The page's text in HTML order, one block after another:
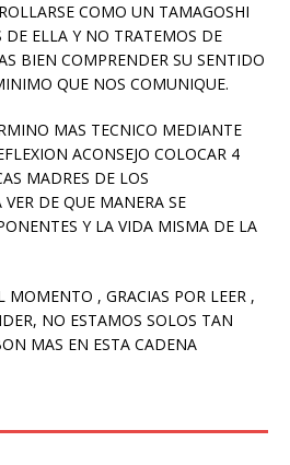
COMO UN TAMAGOSHI
DE ELLA Y NO TRATEMOS DE
BIEN COMPRENDER SU SENTIDO
QUE NOS COMUNIQUE.
MAS TECNICO MEDIANTE
ACONSEJO COLOCAR 4
MADRES DE LOS
DE QUE MANERA SE
Y LA VIDA MISMA DE LA
MOMENTO , GRACIAS POR LEER ,
NO ESTAMOS SOLOS TAN
MAS EN ESTA CADENA